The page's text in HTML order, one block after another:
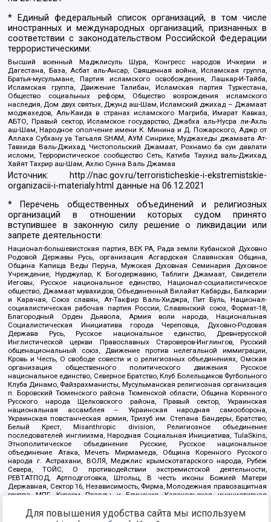
* Единый федеральный список организаций, в том числе
иностранных и международных организаций, признанных в
соответствии с законодательством Российской Федерации
террористическими:
Высший военный Маджлисуль Шура, Конгресс народов Ичкерии и
Дагестана, База, Асбат аль-Ансар, Священная война, Исламская группа,
Братья-мусульмане, Партия исламского освобождения, Лашкар-И-Тайба,
Исламская группа, Движение Талибан, Исламская партия Туркестана,
Общество социальных реформ, Общество возрождения исламского
наследия, Дом двух святых, Джунд аш-Шам, Исламский джихад – Джамаат
моджахедов, Аль-Каида в странах исламского Магриба, Имарат Кавказ,
АБТО, Правый сектор, Исламское государство, Джабха аль-Нусра ли-Ахль
аш-Шам, Народное ополчение имени К. Минина и Д. Пожарского, Аджр от
Аллаха Субхану уа Тагьаля SHAM, АУМ Синрике, Муджахеды джамаата Ат-
Тавхида Валь-Джихад, Чистопольский Джамаат, Рохнамо ба суи давлати
исломи, Террористическое сообщество Сеть, Катиба Таухид валь-Джихад,
Хайят Тахрир аш-Шам, Ахлю Сунна Валь Джамаа
Источник:
http://nac.gov.ru/terroristicheskie-i-ekstremistskie-
organizacii-i-materialy.html данные на06.12.2021
* Перечень общественных объединений и религиозных
организаций в отношении которых судом принято
вступившее в законную силу решение о ликвидации или
запрете деятельности:
Национал-большевистская партия, ВЕК РА, Рада земли Кубанской Духовно
Родовой Державы Русь, организация Асгардская Славянская Община,
Община Капища Веды Перуна, Мужская Духовная Семинария Духовное
Учреждение, Нурджулар, К Богодержавию, Таблиги Джамаат, Свидетели
Иеговы, Русское национальное единство, Национал-социалистическое
общество, Джамаат мувахидов, Объединенный Вилайат Кабарды, Балкарии
и Карачая, Союз славян, Ат-Такфир Валь-Хиджра, Пит Буль, Национал-
социалистическая рабочая партия России, Славянский союз, Формат-18,
Благородный Орден Дьявола, Армия воли народа, Национальная
Социалистическая Инициатива города Череповца, Духовно-Родовая
Держава Русь, Русское национальное единство, Древнерусской
Инглистической церкви Православных Староверов-Инглингов, Русский
общенациональный союз, Движение против нелегальной иммиграции,
Кровь и Честь, О свободе совести и о религиозных объединениях, Омская
организация общественного политического движения Русское
национальное единство, Северное Братство, Клуб Болельщиков Футбольного
Клуба Динамо, Файзрахманисты, Мусульманская религиозная организация
п. Боровский Тюменского района Тюменской области, Община Коренного
Русского народа Щелковского района, Правый сектор, Украинская
национальная ассамблея – Украинская народная самооборона,
Украинская повстанческая армия, Тризуб им. Степана Бандеры, Братство,
Белый Крест, Misanthropic division, Религиозное объединение
последователей инглиизма, Народная Социальная Инициатива, TulaSkins,
Этнополитическое объединение Русские, Русское национальное
объединение Атака, Мечеть Мирмамеда, Община Коренного Русского
народа г. Астрахани, ВОЛЯ, Меджлис крымскотатарского народа, Рубеж
Севера, ТОЙС, О противодействии экстремистской деятельности,
РЕВТАТПОД, Артподготовка, Штольц, В честь иконы Божией Матери
Державная, Сектор 16, Независимость, Фирма, Молодежная правозащитная
группа МПГ, Курсом Правды и Единения, Каракольская инициативная
Благотворительный пансионат Ак Умут, Русская республика Русь,
Арестантское уголовное единство, Башкорт, Нация и свобода, W.H.С., Фалунь
Для повышения удобства сайта мы используем